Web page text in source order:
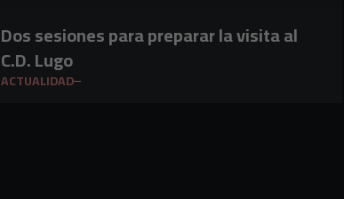
Dos sesiones para preparar la visita al
C.D. Lugo
ACTUALIDAD